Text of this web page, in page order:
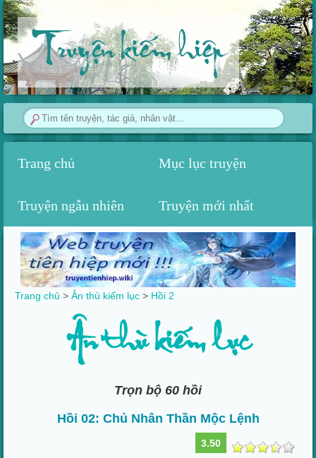
Truyện kiếm hiệp
Trang chủ Mục lục truyện
Truyện ngẫu nhiên Truyện mới nhất
Trang chủ >Ân thù kiếm lục > Hồi 2
Ân thù kiếm lục
Trọn bộ 60 hồi
Hồi 02: Chủ Nhân Thần Mộc Lệnh
3.50